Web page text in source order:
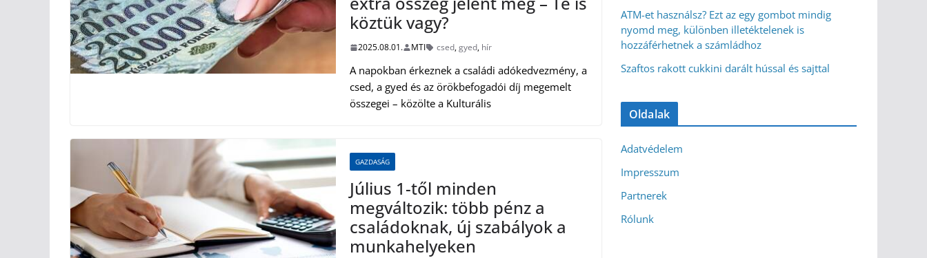
köztük vagy?
2025.08.01. MTI csed,gyed, hír
A napokban érkeznek a családi adókedvezmény, a
csed, a gyed és az örökbefogadói díj megemelt
összegei – közölte a Kulturális
GAZDASÁG
Július 1-től minden
megváltozik: több pénz a
családoknak, új szabályok a
munkahelyeken
ATM-et használsz? Ezt az egy gombot mindig
nyomd meg, különben illetéktelenek is
hozzáférhetnek a számládhoz
Szaftos rakott cukkini darált hússal és sajttal
Oldalak
Adatvédelem
Impresszum
Partnerek
Rólunk